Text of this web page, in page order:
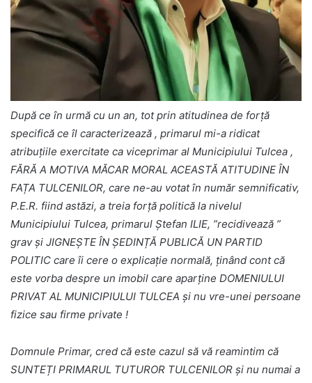
După ce în urmă cu un an, tot prin atitudinea de forță
specifică ce îl caracterizează , primarul mi-a ridicat
atribuțiile exercitate ca viceprimar al Municipiului Tulcea ,
FĂRĂ A MOTIVA MĂCAR MORAL ACEASTĂ ATITUDINE ÎN
FAȚA TULCENILOR, care ne-au votat în număr semnificativ,
P.E.R. fiind astăzi, a treia forță politică la nivelul
Municipiului Tulcea, primarul Ștefan ILIE, ”recidivează ”
grav și JIGNEȘTE ÎN ȘEDINȚĂ PUBLICĂ UN PARTID
POLITIC care îi cere o explicație normală, ținând cont că
este vorba despre un imobil care aparține DOMENIULUI
PRIVAT AL MUNICIPIULUI TULCEA și nu vre-unei persoane
fizice sau firme private !
Domnule Primar, cred că este cazul să vă reamintim că
SUNTEȚI PRIMARUL TUTUROR TULCENILOR și nu numai a